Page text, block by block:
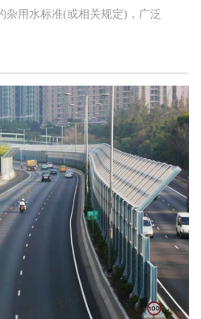
杂用水标准(或相关规定)，广泛